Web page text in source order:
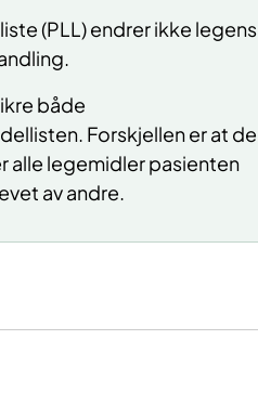
(PLL) endrer ikke legens
både
Forskjellen er at de
alle legemidler pasienten
av andre.